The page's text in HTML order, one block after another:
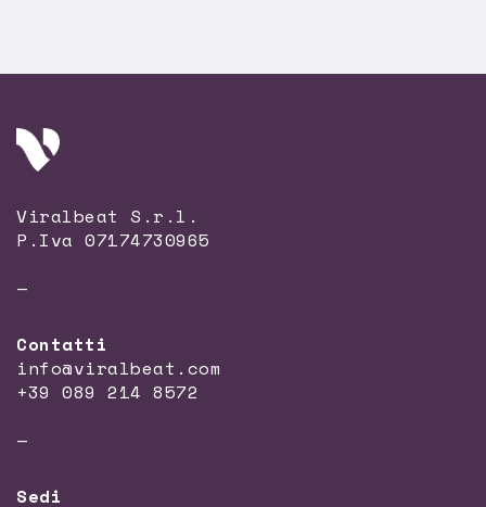
Viralbeat S.r.l.
P.Iva 07174730965
—
Contatti
info@viralbeat.com
+39 089 214 8572
—
Sedi